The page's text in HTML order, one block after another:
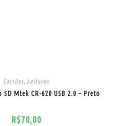
Cartões, Leitores
Mtek CR-620 USB 2.0 – Preto
R$70,00